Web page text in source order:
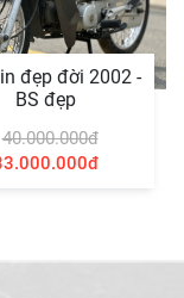
đẹp đời 2002 -
BS đẹp
40.000.000đ